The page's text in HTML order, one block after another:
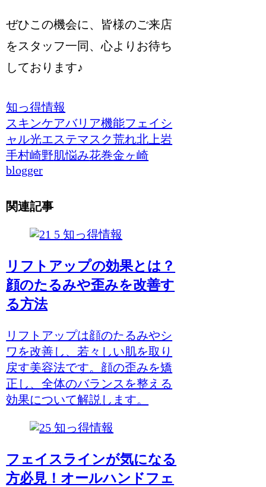
ぜひこの機会に、皆様のご来店
をスタッフ一同、心よりお待ち
しております♪
知っ得情報
スキンケアバリア機能フェイシ
ャル光エステマスク荒れ北上岩
手村崎野肌悩み花巻金ヶ崎
blogger
関連記事
知っ得情報
リフトアップの効果とは？
顔のたるみや歪みを改善す
る方法
リフトアップは顔のたるみやシ
ワを改善し、若々しい肌を取り
戻す美容法です。顔の歪みを矯
正し、全体のバランスを整える
効果について解説します。
知っ得情報
フェイスラインが気になる
方必見！オールハンドフェ